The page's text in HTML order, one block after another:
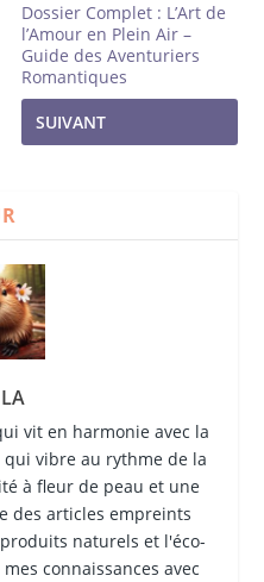
Dossier Complet : L’Art de
l’Amour en Plein Air –
Guide des Aventuriers
Romantiques
SUIVANT
vit en harmonie avec la
vibre au rythme de la
à fleur de peau et une
des articles empreints
naturels et l'éco-
connaissances avec